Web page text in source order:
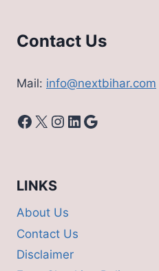
Contact Us
Mail: info@nextbihar.com
Facebook
X Instagram
LinkedIn
Google
LINKS
About Us
Contact Us
Disclaimer